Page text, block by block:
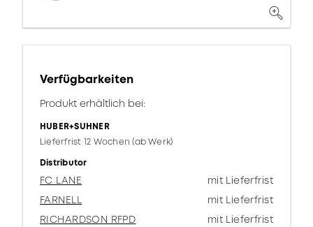
Verfügbarkeiten
Produkt erhältlich bei:
HUBER+SUHNER
Lieferfrist 12 Wochen (ab Werk)
Distributor
FC LANE
mit Lieferfrist
FARNELL
mit Lieferfrist
RICHARDSON RFPD
mit Lieferfrist